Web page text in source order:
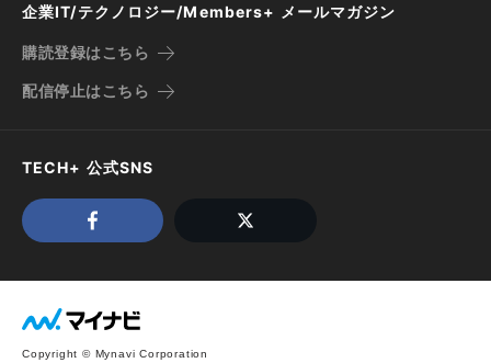
企業IT/テクノロジー/Members+ メールマガジン
購読登録はこちら
配信停止はこちら
TECH+ 公式SNS
Copyright © Mynavi Corporation